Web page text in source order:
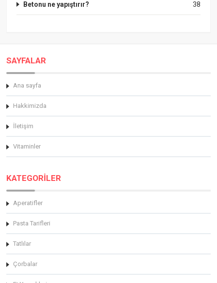
38
Betonu ne yapıştırır?
SAYFALAR
Ana sayfa
Hakkimizda
İletişim
Vitaminler
KATEGORİLER
Aperatifler
Pasta Tarifleri
Tatlılar
Çorbalar